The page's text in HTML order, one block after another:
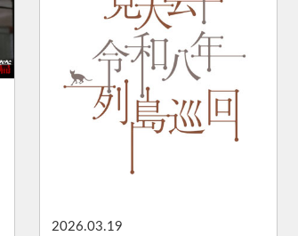
2026.03.19